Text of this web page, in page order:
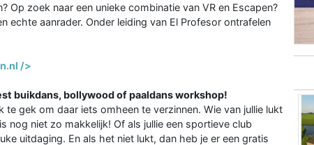
zoek naar een unieke combinatie van VR en Escapen?
echte aanrader. Onder leiding van El Profesor ontrafelen
/>
buikdans, bollywood of paaldans workshop!
gek om daar iets omheen te verzinnen. Wie van jullie lukt
nog niet zo makkelijk! Of als jullie een sportieve club
uitdaging. En als het niet lukt, dan heb je er een gratis